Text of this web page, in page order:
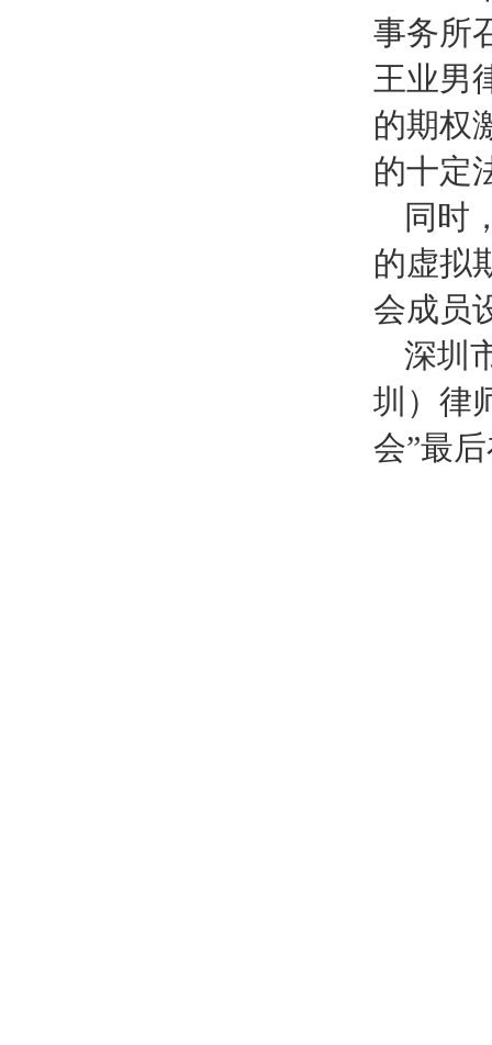
事务所
王业男
的期权
的十定
同时
的虚拟
会成员
深圳
圳）律
会”最